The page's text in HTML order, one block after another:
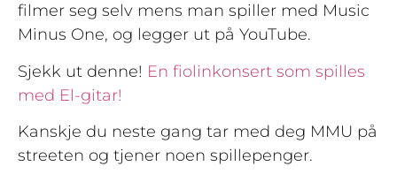
filmer seg selv mens man spiller med Music
Minus One, og legger ut på YouTube.
Sjekk ut denne! En fiolinkonsert som spilles
med El-gitar!
Kanskje du neste gang tar med deg MMU på
streeten og tjener noen spillepenger.